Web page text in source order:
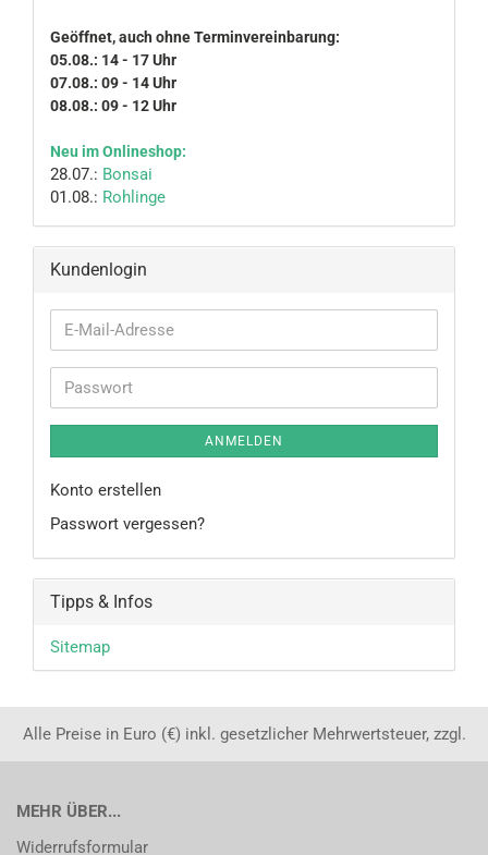
Geöffnet, auch ohne Terminvereinbarung:
05.08.: 14 - 17 Uhr
07.08.: 09 - 14 Uhr
08.08.: 09 - 12 Uhr
Neu im Onlineshop:
28.07.: Bonsai
01.08.: Rohlinge
Kundenlogin
E-
Mail-
Passwort
ANMELDEN
Konto erstellen
Passwort vergessen?
Tipps & Infos
Sitemap
Alle Preise in Euro (€) inkl. gesetzlicher Mehrwertsteuer, zzgl.
MEHR ÜBER...
Widerrufsformular